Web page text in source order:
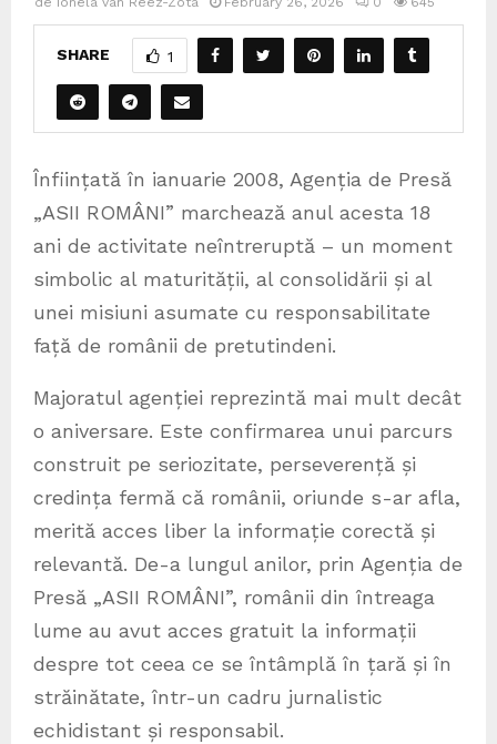
SHARE 1
Înființată în ianuarie 2008, Agenția de Presă
„ASII ROMÂNI” marchează anul acesta 18
ani de activitate neîntreruptă – un moment
simbolic al maturității, al consolidării și al
unei misiuni asumate cu responsabilitate
față de românii de pretutindeni.
Majoratul agenției reprezintă mai mult decât
o aniversare. Este confirmarea unui parcurs
construit pe seriozitate, perseverență și
credința fermă că românii, oriunde s-ar afla,
merită acces liber la informație corectă și
relevantă. De-a lungul anilor, prin Agenția de
Presă „ASII ROMÂNI”, românii din întreaga
lume au avut acces gratuit la informații
despre tot ceea ce se întâmplă în țară și în
străinătate, într-un cadru jurnalistic
echidistant și responsabil.